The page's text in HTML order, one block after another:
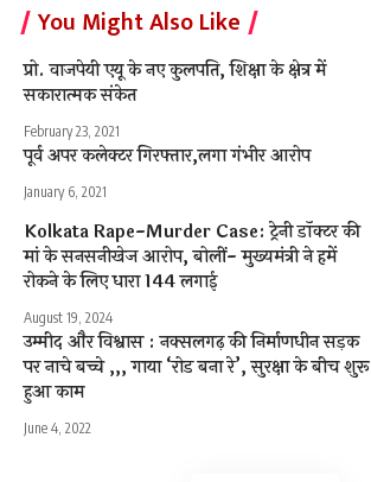
You Might Also Like
प्रो. वाजपेयी एयू के नए कुलपति, शिक्षा के क्षेत्र में
सकारात्मक संकेत
February 23, 2021
पूर्व अपर कलेक्टर गिरफ्तार,लगा गंभीर आरोप
January 6, 2021
Kolkata Rape-Murder Case: ट्रेनी डॉक्टर की
मां के सनसनीखेज आरोप, बोलीं- मुख्यमंत्री ने हमें
रोकने के लिए धारा 144 लगाई
August 19, 2024
उम्मीद और विश्वास : नक्सलगढ़ की निर्माणधीन सड़क
पर नाचे बच्चे ,,, गाया ‘रोड बना रे’, सुरक्षा के बीच शुरू
हुआ काम
June 4, 2022